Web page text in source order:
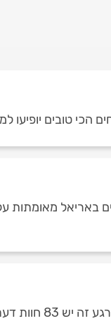
הכי טובים יופיעו
באריאל מאומתות
כמות חוות הדעת על מתקיני שטיחים